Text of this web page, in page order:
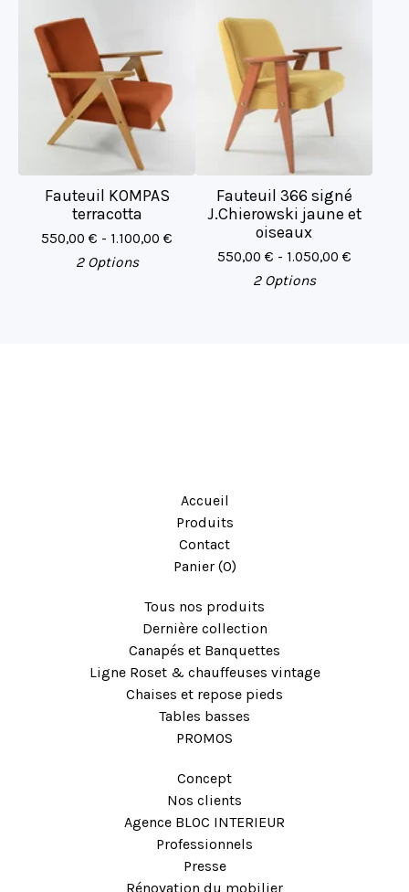
Fauteuil KOMPAS
terracotta
550,00 € - 1.100,00 €
2 Options
Fauteuil 366 signé
J.Chierowski jaune et
oiseaux
550,00 € - 1.050,00 €
2 Options
Accueil
Produits
Contact
Panier (0)
Tous nos produits
Dernière collection
Canapés et Banquettes
Ligne Roset & chauffeuses vintage
Chaises et repose pieds
Tables basses
PROMOS
Concept
Nos clients
Agence BLOC INTERIEUR
Professionnels
Presse
Rénovation du mobilier